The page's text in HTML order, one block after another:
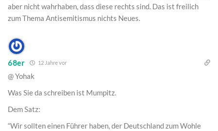
aber nicht wahrhaben, dass diese rechts sind. Das ist freilich
zum Thema Antisemitismus nichts Neues.
68er 12 Jahre vor
@ Yohak
Was Sie da schreiben ist Mumpitz.
Dem Satz:
“Wir sollten einen Führer haben, der Deutschland zum Wohle